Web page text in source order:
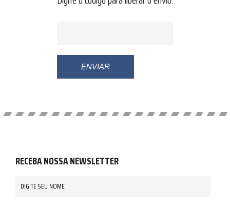
ENVIAR
RECEBA NOSSA NEWSLETTER